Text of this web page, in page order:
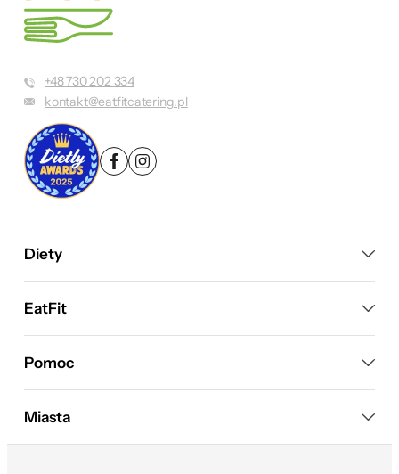
+48 730 202 334
kontakt@eatfitcatering.pl
Diety
EatFit
Pomoc
Miasta